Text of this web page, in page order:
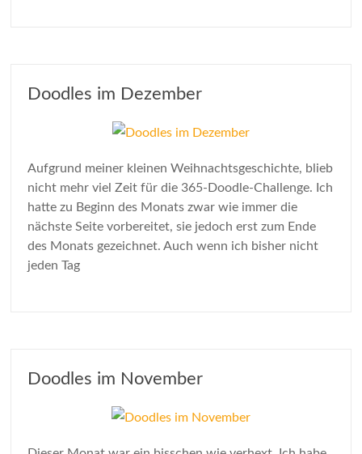
Doodles im Dezember
Aufgrund meiner kleinen Weihnachtsgeschichte, blieb
nicht mehr viel Zeit für die 365-Doodle-Challenge. Ich
hatte zu Beginn des Monats zwar wie immer die
nächste Seite vorbereitet, sie jedoch erst zum Ende
des Monats gezeichnet. Auch wenn ich bisher nicht
jeden Tag
Doodles im November